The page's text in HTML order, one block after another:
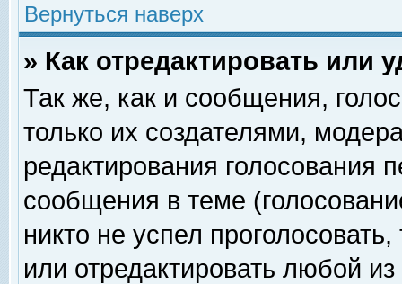
Вернуться наверх
» Как отредактировать или
Так же, как и сообщения,
только их создателями,
редактирования голосования
сообщения в теме
никто не успел
или отредактировать любой